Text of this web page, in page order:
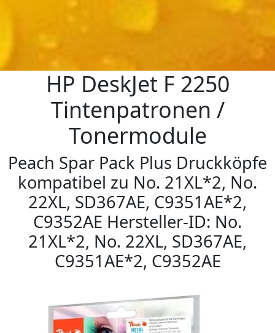
HP DeskJet F 2250
Tintenpatronen /
Tonermodule
Peach Spar Pack Plus Druckköpfe
kompatibel zu No. 21XL*2, No.
22XL, SD367AE, C9351AE*2,
C9352AE Hersteller-ID: No.
21XL*2, No. 22XL, SD367AE,
C9351AE*2, C9352AE